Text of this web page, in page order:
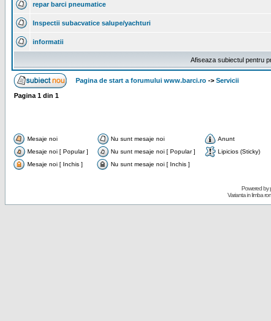
repar barci pneumatice
Inspectii subacvatice salupe/yachturi
informatii
Afiseaza subiectul pentru
Pagina de start a forumului www.barci.ro -> Servicii
Pagina 1 din 1
Mesaje noi Nu sunt mesaje noi
Anunt
Mesaje noi [ Popular ]
Nu sunt mesaje noi [ Popular ]
Lipicios (Sticky)
Mesaje noi [ Inchis ]
Nu sunt mesaje noi [ Inchis ]
Powered by
Varianta in limba